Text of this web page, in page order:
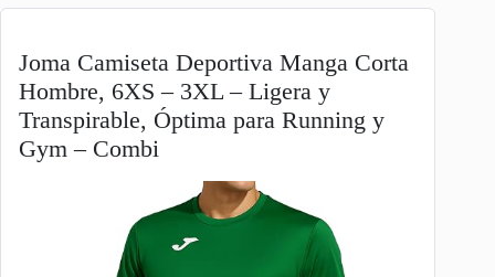
Joma Camiseta Deportiva Manga Corta
Hombre, 6XS – 3XL – Ligera y
Transpirable, Óptima para Running y
Gym – Combi